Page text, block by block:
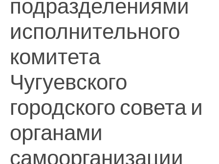
исполнительного
комитета
Чугуевского
городского совета и
органами
самоорганизации